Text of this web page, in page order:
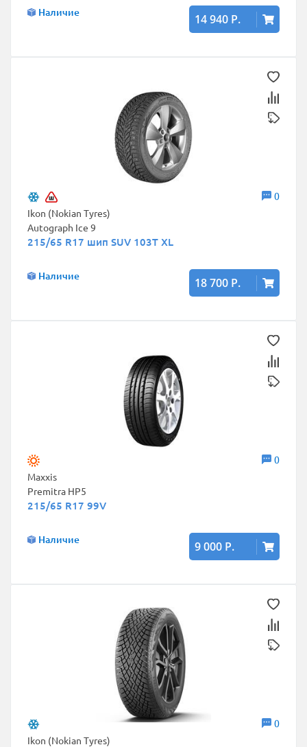
Наличие 14 940 Р.
0
Ikon (Nokian Tyres)
Autograph Ice 9
215/65 R17 шип SUV 103T XL
Наличие 18 700 Р.
0
Maxxis
Premitra HP5
215/65 R17 99V
Наличие 9 000 Р.
0
Ikon (Nokian Tyres)